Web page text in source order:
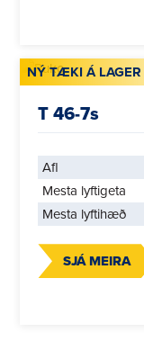
NÝ TÆKI Á LAGER
T 46-7s
Afl
Mesta lyftigeta
Mesta lyftihæð
SJÁ MEIRA